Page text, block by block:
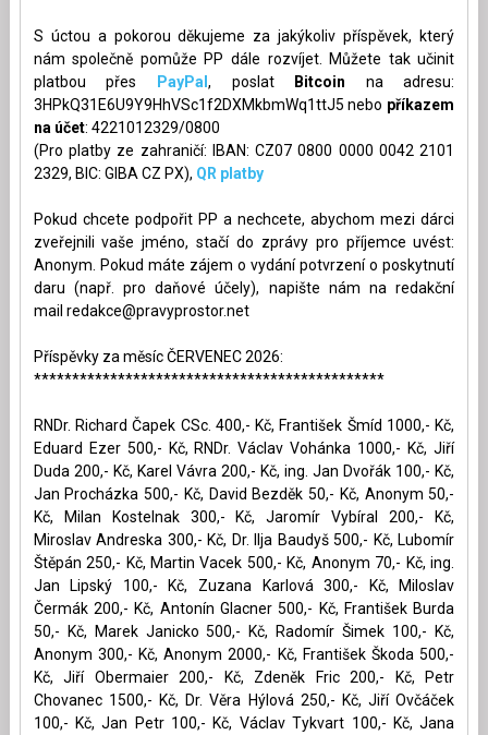
S úctou a pokorou děkujeme za jakýkoliv příspěvek, který
nám společně pomůže PP dále rozvíjet. Můžete tak učinit
platbou přes
PayPal, poslat Bitcoin na adresu:
3HPkQ31E6U9Y9HhVSc1f2DXMkbmWq1ttJ5 nebo příkazem
na účet: 4221012329/0800
(Pro platby ze zahraničí: IBAN: CZ07 0800 0000 0042 2101
2329, BIC: GIBA CZ PX), QR platby
Pokud chcete podpořit PP a nechcete, abychom mezi dárci
zveřejnili vaše jméno, stačí do zprávy pro příjemce uvést:
Anonym. Pokud máte zájem o vydání potvrzení o poskytnutí
daru (např. pro daňové účely), napište nám na redakční
mail redakce@pravyprostor.net
Příspěvky za měsíc ČERVENEC 2026:
**********************************************
RNDr. Richard Čapek CSc. 400,- Kč, František Šmíd 1000,- Kč,
Eduard Ezer 500,- Kč, RNDr. Václav Vohánka 1000,- Kč, Jiří
Duda 200,- Kč, Karel Vávra 200,- Kč, ing. Jan Dvořák 100,- Kč,
Jan Procházka 500,- Kč, David Bezděk 50,- Kč, Anonym 50,-
Kč, Milan Kostelnak 300,- Kč, Jaromír Vybíral 200,- Kč,
Miroslav Andreska 300,- Kč, Dr. Ilja Baudyš 500,- Kč, Lubomír
Štěpán 250,- Kč, Martin Vacek 500,- Kč, Anonym 70,- Kč, ing.
Jan Lipský 100,- Kč, Zuzana Karlová 300,- Kč, Miloslav
Čermák 200,- Kč, Antonín Glacner 500,- Kč, František Burda
50,- Kč, Marek Janicko 500,- Kč, Radomír Šimek 100,- Kč,
Anonym 300,- Kč, Anonym 2000,- Kč, František Škoda 500,-
Kč, Jiří Obermaier 200,- Kč, Zdeněk Fric 200,- Kč, Petr
Chovanec 1500,- Kč, Dr. Věra Hýlová 250,- Kč, Jiří Ovčáček
100,- Kč, Jan Petr 100,- Kč, Václav Tykvart 100,- Kč, Jana